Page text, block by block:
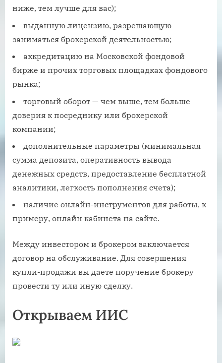
ниже, тем лучше для вас);
выданную лицензию, разрешающую
заниматься брокерской деятельностью;
аккредитацию на Московской фондовой
бирже и прочих торговых площадках фондового
рынка;
торговый оборот — чем выше, тем больше
доверия к посреднику или брокерской
компании;
дополнительные параметры (минимальная
сумма депозита, оперативность вывода
денежных средств, предоставление бесплатной
аналитики, легкость пополнения счета);
наличие онлайн-инструментов для работы, к
примеру, онлайн кабинета на сайте.
Между инвестором и брокером заключается
договор на обслуживание. Для совершения
купли-продажи вы даете поручение брокеру
провести ту или иную сделку.
Открываем ИИС